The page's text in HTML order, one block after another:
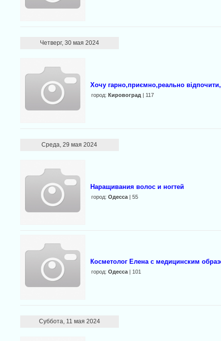
Четверг, 30 мая 2024
Xочу гарно,приємно,реально
город: Кировоград | 117
Среда, 29 мая 2024
Наращивания волос и ногтей
город: Одесса| 55
Косметолог Елена с медицинским
город: Одесса| 101
Суббота, 11 мая 2024